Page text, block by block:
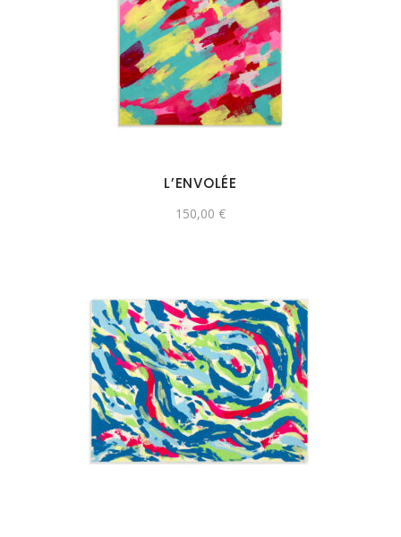
L’ENVOLÉE
150,00 €